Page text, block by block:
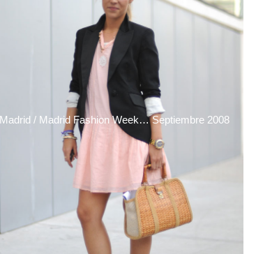
Madrid / Madrid Fashion Week… Septiembre 2008